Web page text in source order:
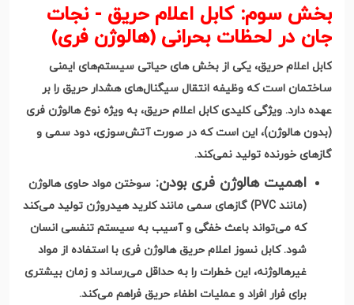
بخش سوم: کابل اعلام حریق - نجات
جان در لحظات بحرانی (هالوژن فری)
کابل اعلام حریق، یکی از بخش های حیاتی سیستم‌های ایمنی
ساختمان است که وظیفه انتقال سیگنال‌های هشدار حریق را بر
عهده دارد. ویژگی کلیدی کابل اعلام حریق، به ویژه نوع هالوژن فری
(بدون هالوژن)، این است که در صورت آتش‌سوزی، دود سمی و
گازهای خورنده تولید نمی‌کند.
اهمیت هالوژن فری بودن: سوختن مواد حاوی هالوژن
(مانند
گازهای سمی مانند کلرید هیدروژن تولید می‌کند
که می‌تواند باعث خفگی و آسیب به سیستم تنفسی انسان
شود.کابل نسوز اعلام حریق هالوژن فری با استفاده از مواد
غیرهالوژنه، این خطرات را به حداقل می‌رساند و زمان بیشتری
برای فرار افراد و عملیات اطفاء حریق فراهم می‌کند.